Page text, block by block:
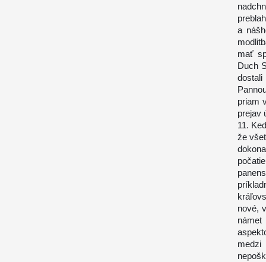
a
mať
Duch
dostali
priam
prejav
11.
že
nové,